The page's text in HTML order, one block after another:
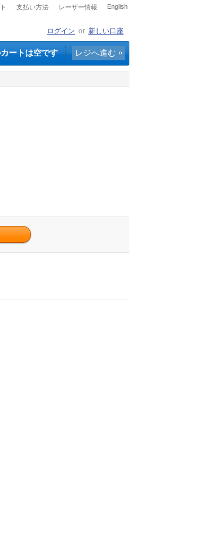
支払い方法 レーザー情報 English
ログイン or 新しい口座
ートは空です レジへ進む